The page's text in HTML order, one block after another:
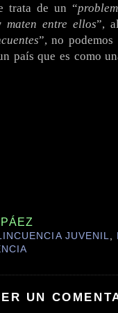
trata de un “
entre ellos”,
”, no
país que es como
JUVENIL,
UN